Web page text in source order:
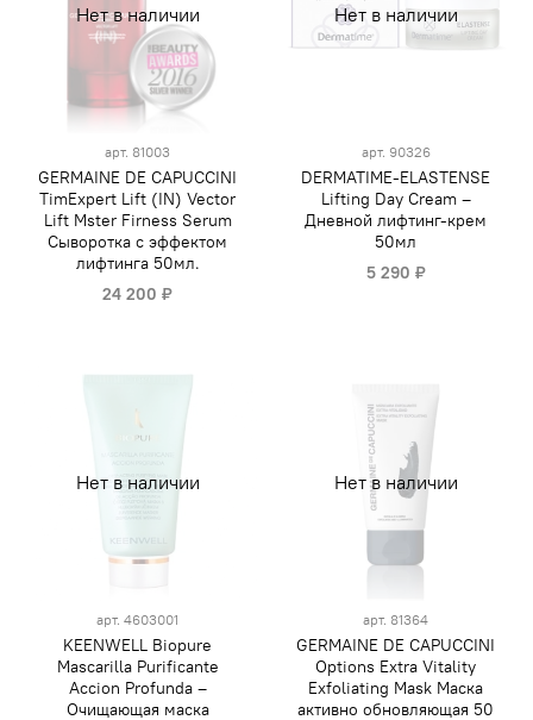
Нет в наличии
арт. 81003
GERMAINE DE CAPUCCINI
TimExpert Lift (IN) Vector
Lift Mster Firness Serum
Сыворотка с эффектом
лифтинга 50мл.
24 200 ₽
Нет в наличии
арт. 90326
DERMATIME-ELASTENSE
Lifting Day Cream –
Дневной лифтинг-крем
50мл
5 290 ₽
Нет в наличии
арт. 4603001
KEENWELL Biopure
Mascarilla Purificante
Accion Profunda –
Очищающая маска
Нет в наличии
арт. 81364
GERMAINE DE CAPUCCINI
Options Extra Vitality
Exfoliating Mask Маска
активно обновляющая 50